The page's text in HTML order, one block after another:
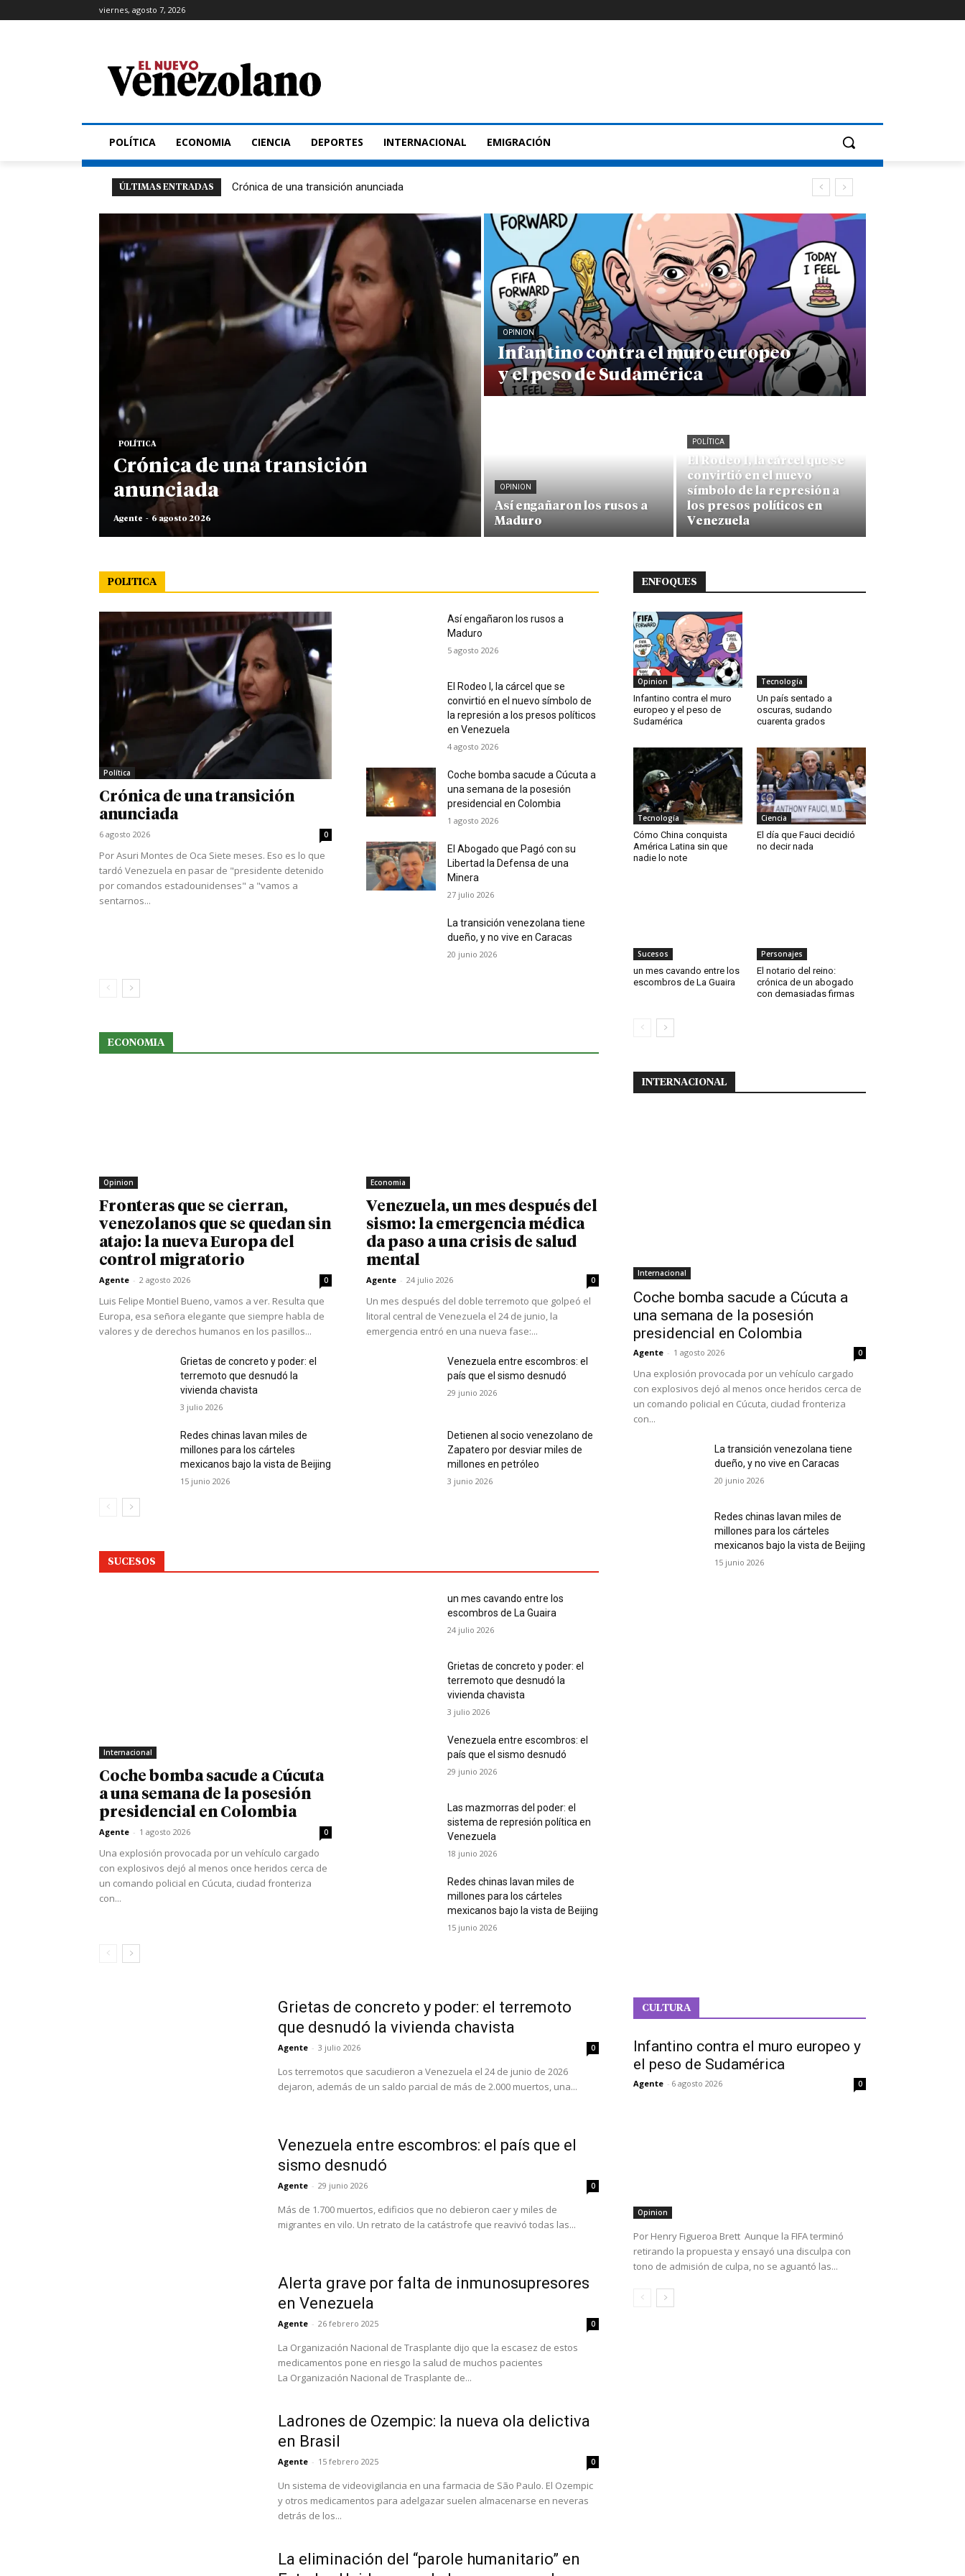
viernes, agosto 7, 2026
POLÍTICA ECONOMIA CIENCIA DEPORTES INTERNACIONAL EMIGRACIÓN
ÚLTIMAS ENTRADAS Crónica de una transición anunciada
POLÍTICA
Crónica de una transición
anunciada
Agente - 6 agosto 2026
OPINION
Infantino contra el muro europeo
y el peso de Sudamérica
OPINION
Así engañaron los rusos a
Maduro
POLÍTICA
El Rodeo I, la cárcel que se
convirtió en el nuevo
símbolo de la represión a
los presos políticos en
Venezuela
POLITICA
Política
Crónica de una transición
anunciada
6 agosto 2026 0
Por Asuri Montes de Oca Siete meses. Eso es lo que
tardó Venezuela en pasar de "presidente detenido
por comandos estadounidenses" a "vamos a
sentarnos...
Así engañaron los rusos a
Maduro
5 agosto 2026
El Rodeo I, la cárcel que se
convirtió en el nuevo símbolo de
la represión a los presos políticos
en Venezuela
4 agosto 2026
Coche bomba sacude a Cúcuta a
una semana de la posesión
presidencial en Colombia
1 agosto 2026
El Abogado que Pagó con su
Libertad la Defensa de una
Minera
27 julio 2026
La transición venezolana tiene
dueño, y no vive en Caracas
20 junio 2026
ECONOMIA
Opinion
Fronteras que se cierran,
venezolanos que se quedan sin
atajo: la nueva Europa del
control migratorio
Agente - 2 agosto 2026 0
Luis Felipe Montiel Bueno, vamos a ver. Resulta que
Europa, esa señora elegante que siempre habla de
valores y de derechos humanos en los pasillos...
Economia
Venezuela, un mes después del
sismo: la emergencia médica
da paso a una crisis de salud
mental
Agente - 24 julio 2026 0
Un mes después del doble terremoto que golpeó el
litoral central de Venezuela el 24 de junio, la
emergencia entró en una nueva fase:...
Grietas de concreto y poder: el
terremoto que desnudó la
vivienda chavista
3 julio 2026
Venezuela entre escombros: el
país que el sismo desnudó
29 junio 2026
Redes chinas lavan miles de
millones para los cárteles
mexicanos bajo la vista de Beijing
15 junio 2026
Detienen al socio venezolano de
Zapatero por desviar miles de
millones en petróleo
3 junio 2026
SUCESOS
Internacional
Coche bomba sacude a Cúcuta
a una semana de la posesión
presidencial en Colombia
Agente - 1 agosto 2026 0
Una explosión provocada por un vehículo cargado
con explosivos dejó al menos once heridos cerca de
un comando policial en Cúcuta, ciudad fronteriza
con...
un mes cavando entre los
escombros de La Guaira
24 julio 2026
Grietas de concreto y poder: el
terremoto que desnudó la
vivienda chavista
3 julio 2026
Venezuela entre escombros: el
país que el sismo desnudó
29 junio 2026
Las mazmorras del poder: el
sistema de represión política en
Venezuela
18 junio 2026
Redes chinas lavan miles de
millones para los cárteles
mexicanos bajo la vista de Beijing
15 junio 2026
ENFOQUES
Opinion
Infantino contra el muro
europeo y el peso de
Sudamérica
Tecnología
Un país sentado a
oscuras, sudando
cuarenta grados
Tecnología
Cómo China conquista
América Latina sin que
nadie lo note
Ciencia
El día que Fauci decidió
no decir nada
Sucesos
un mes cavando entre los
escombros de La Guaira
Personajes
El notario del reino:
crónica de un abogado
con demasiadas firmas
INTERNACIONAL
Internacional
Coche bomba sacude a Cúcuta a
una semana de la posesión
presidencial en Colombia
Agente - 1 agosto 2026 0
Una explosión provocada por un vehículo cargado
con explosivos dejó al menos once heridos cerca de
un comando policial en Cúcuta, ciudad fronteriza
con...
La transición venezolana tiene
dueño, y no vive en Caracas
20 junio 2026
Redes chinas lavan miles de
millones para los cárteles
mexicanos bajo la vista de Beijing
15 junio 2026
Grietas de concreto y poder: el terremoto
que desnudó la vivienda chavista
Agente - 3 julio 2026 0
Los terremotos que sacudieron a Venezuela el 24 de junio de 2026
dejaron, además de un saldo parcial de más de 2.000 muertos, una...
Venezuela entre escombros: el país que el
sismo desnudó
Agente - 29 junio 2026 0
Más de 1.700 muertos, edificios que no debieron caer y miles de
migrantes en vilo. Un retrato de la catástrofe que reavivó todas las...
Alerta grave por falta de inmunosupresores
en Venezuela
Agente - 26 febrero 2025 0
La Organización Nacional de Trasplante dijo que la escasez de estos
medicamentos pone en riesgo la salud de muchos pacientes
La Organización Nacional de Trasplante de...
Ladrones de Ozempic: la nueva ola delictiva
en Brasil
Agente - 15 febrero 2025 0
Un sistema de videovigilancia en una farmacia de São Paulo. El Ozempic
y otros medicamentos para adelgazar suelen almacenarse en neveras
detrás de los...
La eliminación del “parole humanitario” en
CULTURA
Infantino contra el muro europeo y
el peso de Sudamérica
Agente - 6 agosto 2026 0
Opinion
Por Henry Figueroa Brett Aunque la FIFA terminó
retirando la propuesta y ensayó una disculpa con
tono de admisión de culpa, no se aguantó las...